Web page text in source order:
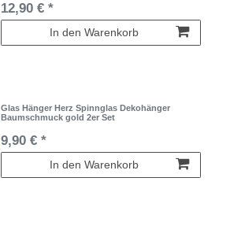
12,90 € *
In den Warenkorb
Glas Hänger Herz Spinnglas Dekohänger
Baumschmuck gold 2er Set
9,90 € *
In den Warenkorb